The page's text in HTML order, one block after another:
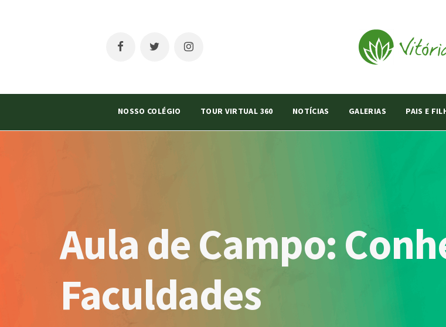
NOSSO COLÉGIO TOUR VIRTUAL 360 NOTÍCIAS GALERIAS PAIS E
Aula de Campo:
Faculdades